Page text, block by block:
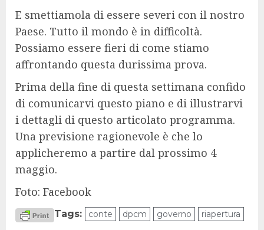
E smettiamola di essere severi con il nostro
Paese. Tutto il mondo è in difficoltà.
Possiamo essere fieri di come stiamo
affrontando questa durissima prova.
Prima della fine di questa settimana confido
di comunicarvi questo piano e di illustrarvi
i dettagli di questo articolato programma.
Una previsione ragionevole è che lo
applicheremo a partire dal prossimo 4
maggio.
Foto: Facebook
Tags: conte dpcm governo riapertura